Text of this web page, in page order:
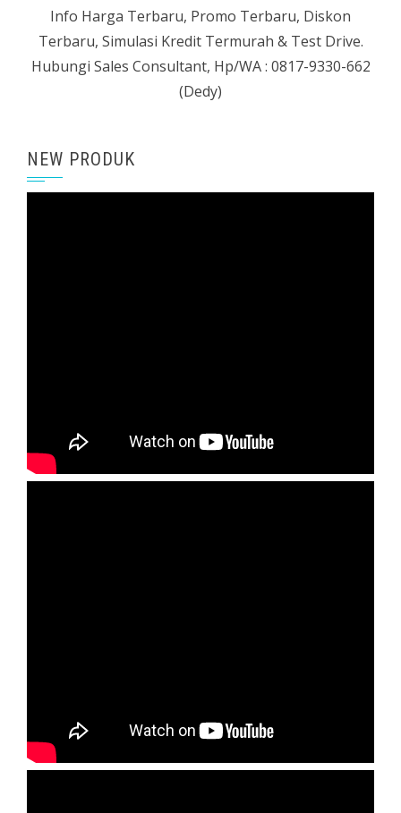
Info Harga Terbaru, Promo Terbaru, Diskon
Terbaru, Simulasi Kredit Termurah & Test Drive.
Hubungi Sales Consultant, Hp/WA : 0817-9330-662
(Dedy)
NEW PRODUK